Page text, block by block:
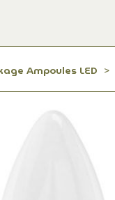
Ampoules LED